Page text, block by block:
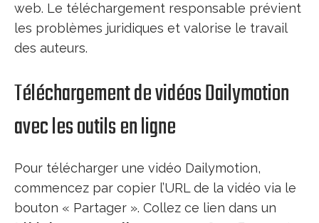
web. Le téléchargement responsable prévient
les problèmes juridiques et valorise le travail
des auteurs.
Téléchargement de vidéos Dailymotion
avec les outils en ligne
Pour télécharger une vidéo Dailymotion,
commencez par copier l’URL de la vidéo via le
bouton « Partager ». Collez ce lien dans un